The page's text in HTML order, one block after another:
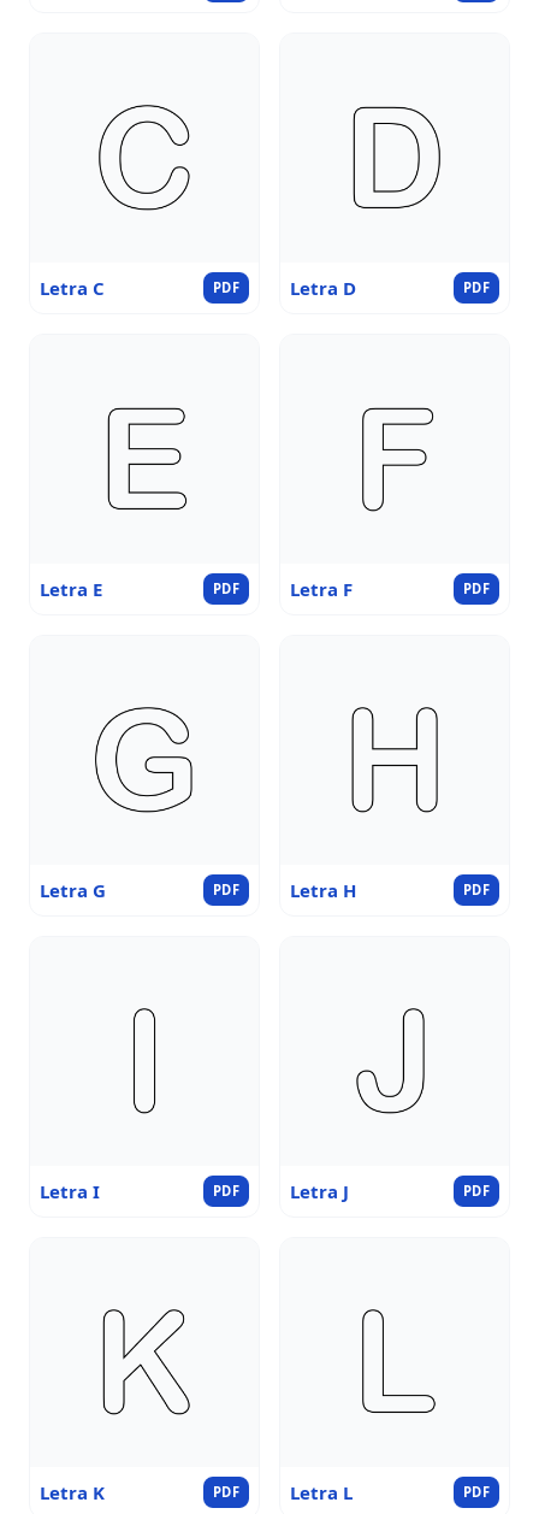
Letra C PDF Letra D PDF
Letra E PDF Letra F PDF
Letra G PDF Letra H PDF
Letra I PDF Letra J PDF
Letra K PDF Letra L PDF